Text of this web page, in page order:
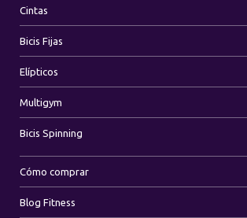
Cintas
Bicis Fijas
Elípticos
Multigym
Bicis Spinning
Cómo comprar
Blog Fitness